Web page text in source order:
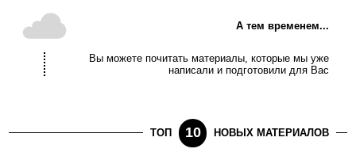
А тем временем...
Вы можете почитать материалы, которые мы уже
написали и подготовили для Вас
ТОП 10 НОВЫХ МАТЕРИАЛОВ